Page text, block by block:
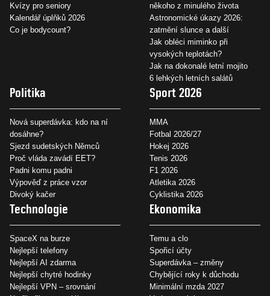
Kvízy pro seniory
Kalendář úplňků 2026
Co je bodycount?
někoho z minulého života
Astronomické úkazy 2026:
zatmění slunce a další
Jak obléci miminko při
vysokých teplotách?
Jak na dokonalé letní mojito
6 lehkých letních salátů
Politika
Nová superdávka: kdo na ní
dosáhne?
Sjezd sudetských Němců
Proč vláda zavádí EET?
Padni komu padni
Výpověď z práce vzor
Divoký kačer
Sport 2026
MMA
Fotbal 2026/27
Hokej 2026
Tenis 2026
F1 2026
Atletika 2026
Cyklistika 2026
Technologie
SpaceX na burze
Nejlepší telefony
Nejlepší AI zdarma
Nejlepší chytré hodinky
Nejlepší VPN – srovnání
Ekonomika
Temu a clo
Spořicí účty
Superdávka – změny
Chybějící roky k důchodu
Minimální mzda 2027